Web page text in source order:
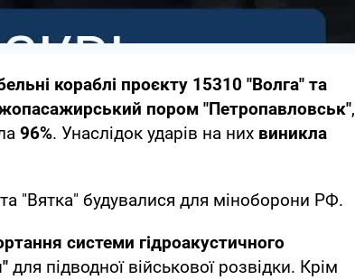
кораблі проєкту 15310 "Волга" та
пором "Петропавловськ",
96%. Унаслідок ударів на них виникла
"Вятка" будувалися для міноборони РФ.
системи гідроакустичного
для підводної військової розвідки. Крім